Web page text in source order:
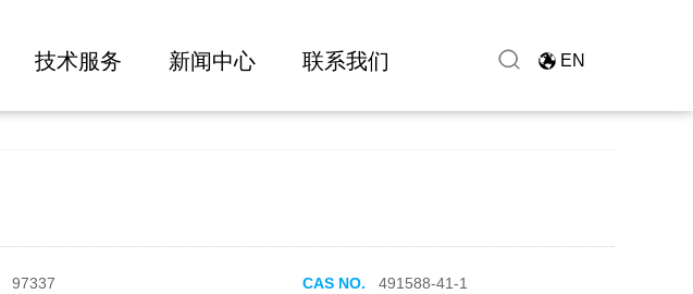
技术服务 新闻中心 联系我们 EN
97337 CAS NO.
491588-41-1